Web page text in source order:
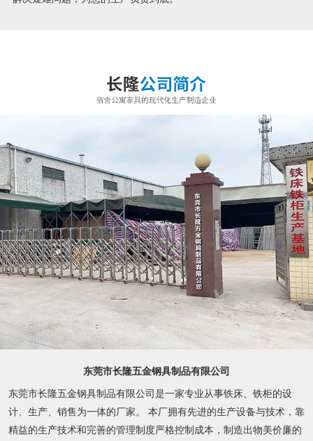
东莞市长隆五金钢具制品有限公司
东莞市长隆五金钢具制品有限公司是一家专业从事铁床、铁柜的设
计、生产、销售为一体的厂家。 本厂拥有先进的生产设备与技术，靠
精益的生产技术和完善的管理制度严格控制成本，制造出物美价廉的